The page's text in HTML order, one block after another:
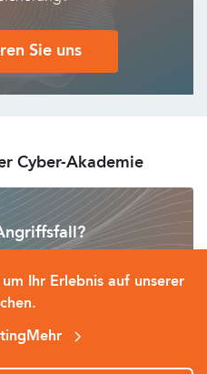
Sie uns
Cyber-Akademie
rechtliche
Ihr Erlebnis auf unserer
Mehr